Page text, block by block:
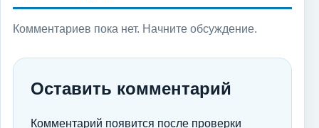
Комментариев пока нет. Начните обсуждение.
Оставить комментарий
Комментарий появится после проверки